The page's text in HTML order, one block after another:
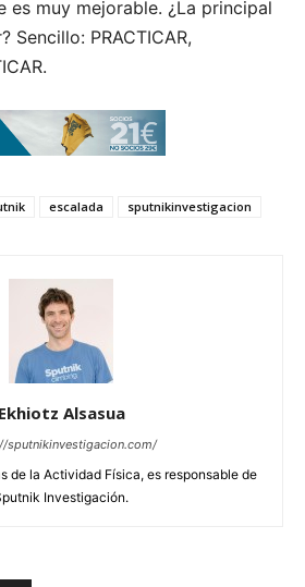
muy mejorable. ¿La principal
Sencillo: PRACTICAR,
escalada sputnikinvestigacion
Ekhiotz Alsasua
sputnikinvestigacion.com/
de la Actividad Física, es responsable de
Investigación.